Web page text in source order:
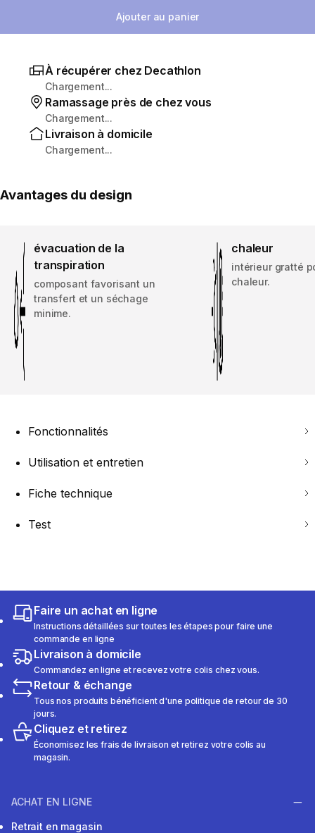
Ajouter au panier
À récupérer chez Decathlon
Chargement...
Ramassage près de chez vous
Chargement...
Livraison à domicile
Chargement...
Avantages du design
évacuation de la
transpiration
composant favorisant un
transfert et un séchage
minime.
chaleur
intérieur gratté
chaleur.
Fonctionnalités
Utilisation et entretien
Fiche technique
Test
Faire un achat en ligne
Instructions détaillées sur toutes les étapes pour faire une
commande en ligne
Livraison à domicile
Commandez en ligne et recevez votre colis chez vous.
Retour & échange
Tous nos produits bénéficient d'une politique de retour de 30
jours.
Cliquez et retirez
Économisez les frais de livraison et retirez votre colis au
magasin.
ACHAT EN LIGNE
Retrait en magasin